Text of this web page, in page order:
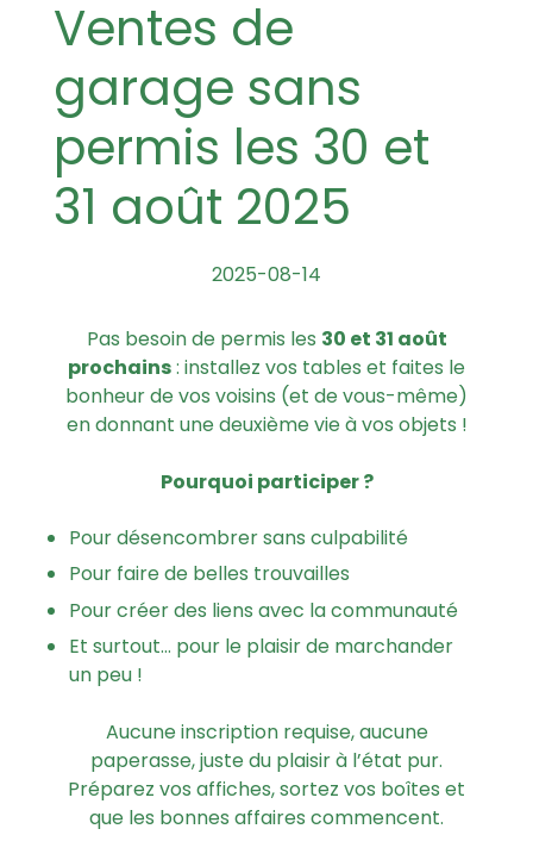
Ventes de
garage sans
permis les 30 et
31 août 2025
2025-08-14
Pas besoin de permis les 30 et 31 août
prochains: installez vos tables et faites le
bonheur de vos voisins (et de vous-même)
en donnant une deuxième vie à vos objets !
Pourquoi participer ?
Pour désencombrer sans culpabilité
Pour faire de belles trouvailles
Pour créer des liens avec la communauté
Et surtout… pour le plaisir de marchander
un peu !
Aucune inscription requise, aucune
paperasse, juste du plaisir à l’état pur.
Préparez vos affiches, sortez vos boîtes et
que les bonnes affaires commencent.